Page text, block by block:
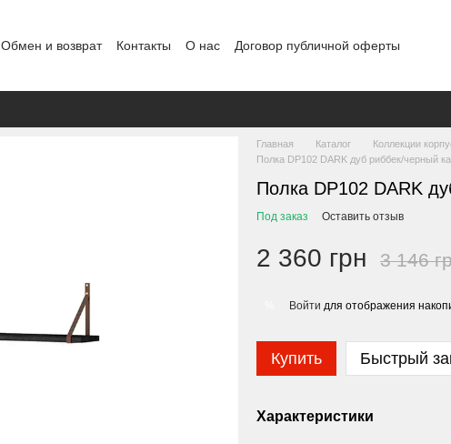
Обмен и возврат Контакты О нас Договор публичной оферты
Главная Каталог Коллекции
Полка DP102 DARK дуб риббек/черный
Полка DP102 DARK
Под заказ Оставить отзыв
2 360 грн 3 146
Войти для отображения
Купить Быстрый
Характеристики